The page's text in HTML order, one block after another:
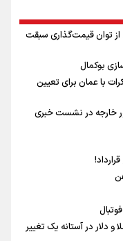
از توان قیمت‌گذاری سبقت
بوکمال
با عمان برای تعیین
خارجه در نشست خبری
و سکه شنبه ۱۷مرداد/ طلا و دلار در آستانه یک تغییر